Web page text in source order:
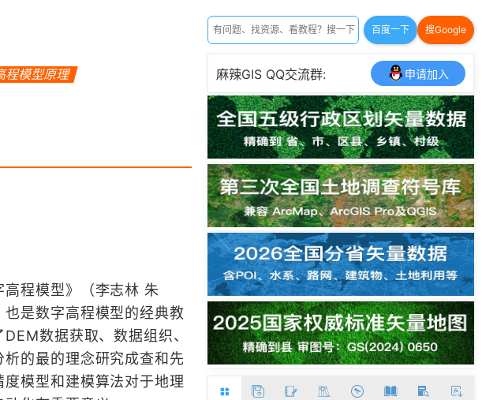
程模型原理
程模型》（李志林 朱
是数字高程模型的经典教
数据获取、数据组织、
的最的理念研究成查和先
模型和建模算法对于地理
百度一下 搜Google
麻辣GIS QQ交流群: 申请加入